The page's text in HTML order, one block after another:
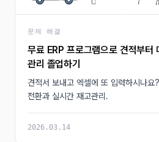
문제 해결
무료 ERP 프로그램으로 견적부
관리 졸업하기
견적서 보내고 엑셀에 또 입력하시나
전환과 실시간 재고관리.
2026.03.14